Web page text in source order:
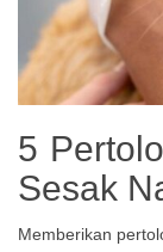
5
Sesak
Memberikan